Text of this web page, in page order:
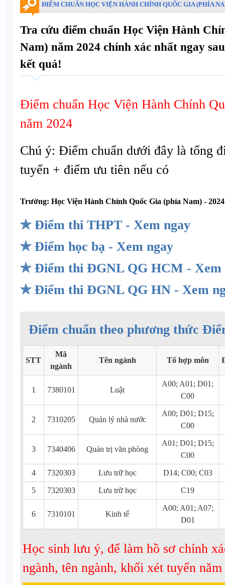
ĐIỂM CHUẨN HỌC VIỆN HÀNH CHÍNH QUỐC GIA (PHÍA
Tra cứu điểm chuẩn Học Viện Hành
Nam) năm 2024 chính xác nhất ngay
kết quả!
Điểm chuẩn Học Viện Hành Chính
năm 2024
Chú ý: Điểm chuẩn dưới đây là tổng
tuyển + điểm ưu tiên nếu có
Trường: Học Viện Hành Chính Quốc Gia (phía Nam) - 2024
✯ Điểm thi THPT - Xem ngay
✯ Điểm học bạ - Xem ngay
✯ Điểm thi ĐGNL QG HCM - Xem
✯ Điểm thi ĐGNL QG HN - Xem
Điểm chuẩn theo phương thức
STT
Mã
ngành
Tên ngành Tổ hợp môn
1 7380101 Luật
A00; A01; D01;
C00
2 7310205 Quản lý nhà nước
A00; D01; D15;
C00
3 7340406 Quản trị văn phòng
A01; D01; D15;
C00
4 7320303 Lưu trữ học D14; C00; C03
5 7320303 Lưu trữ học C19
6 7310101 Kinh tế
A00; A01; A07;
D01
Học sinh lưu ý, để làm hồ sơ chính
ngành, tên ngành, khối xét tuyển